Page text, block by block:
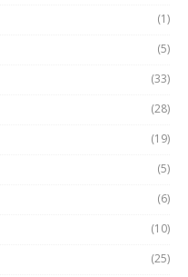
(1)
(5)
(33)
(28)
(19)
(5)
(6)
(10)
(25)